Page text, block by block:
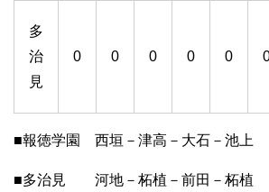
多
治
見
0 0 0 0 0
■報徳学園 西垣－津高－大石－池上
■多治見 河地－柘植－前田－柘植